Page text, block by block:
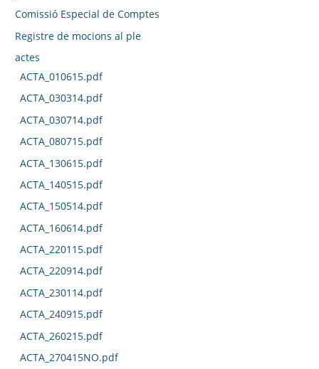
Comissió Especial de Comptes
Registre de mocions al ple
actes
ACTA_010615.pdf
ACTA_030314.pdf
ACTA_030714.pdf
ACTA_080715.pdf
ACTA_130615.pdf
ACTA_140515.pdf
ACTA_150514.pdf
ACTA_160614.pdf
ACTA_220115.pdf
ACTA_220914.pdf
ACTA_230114.pdf
ACTA_240915.pdf
ACTA_260215.pdf
ACTA_270415NO.pdf